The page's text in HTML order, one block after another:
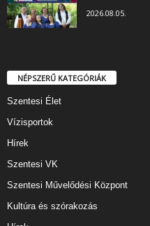
2026.08.05.
NÉPSZERŰ KATEGÓRIÁK
Szentesi Élet
Vízisportok
Hírek
Szentesi VK
Szentesi Művelődési Központ
Kultúra és szórakozás